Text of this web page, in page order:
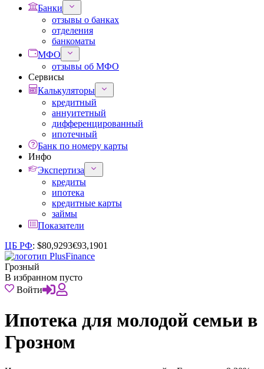
Банки
отзывы о банках
отделения
банкоматы
МФО
отзывы об МФО
Сервисы
Калькуляторы
кредитный
аннуитетный
дифференцированный
ипотечный
Банк по номеру карты
Инфо
Экспертиза
кредиты
ипотека
кредитные карты
займы
Показатели
ЦБ РФ: $80,9293€93,1901
Грозный
В избранном пусто
Войти
Ипотека для молодой семьи в
Грозном